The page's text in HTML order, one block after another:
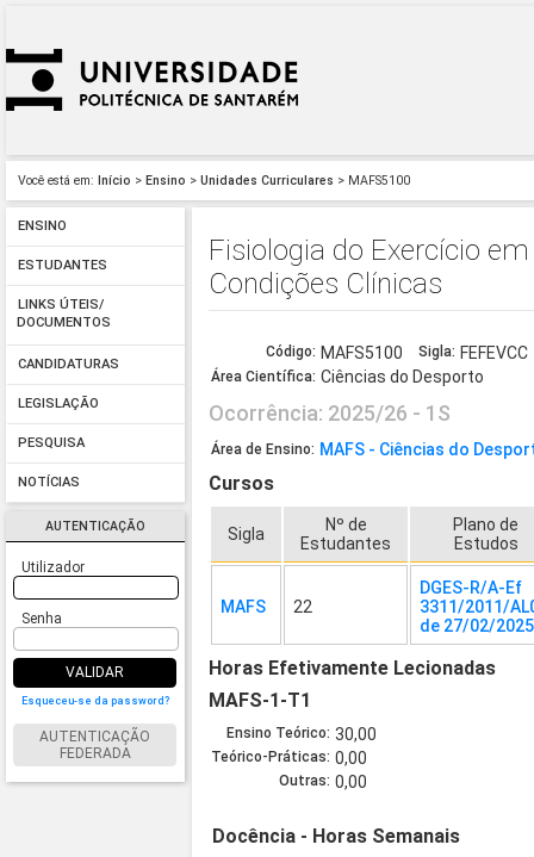
Você está em: Início > Ensino > Unidades Curriculares > MAFS5100
ENSINO
ESTUDANTES
LINKS ÚTEIS/
DOCUMENTOS
CANDIDATURAS
LEGISLAÇÃO
PESQUISA
NOTÍCIAS
AUTENTICAÇÃO
Utilizador
Senha
VALIDAR
Esqueceu-se da password?
AUTENTICAÇÃO
FEDERADA
Fisiologia do Exercício
Condições Clínicas
Código: MAFS5100 Sigla: FEFEVCC
Área Científica: Ciências do Desporto
Ocorrência: 2025/26 - 1S
Área de Ensino: MAFS - Ciências do
Cursos
Sigla
Nº de
Estudantes
Plano de
Estudos
MAFS 22
DGES-R/A-Ef
3311/2011/
de 27/02/2025
Horas Efetivamente Lecionadas
MAFS-1-T1
Ensino Teórico: 30,00
Teórico-Práticas: 0,00
Outras: 0,00
Docência - Horas Semanais